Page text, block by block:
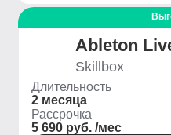
Ableton
Skillbox
Длительность
2 месяца
Рассрочка
5 690 руб. /мес